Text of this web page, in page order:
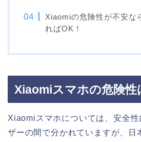
Xiaomiの危険性が不安な
ればOK！
Xiaomiスマホの危険性
Xiaomiスマホについては、安全
ザーの間で分かれていますが、日